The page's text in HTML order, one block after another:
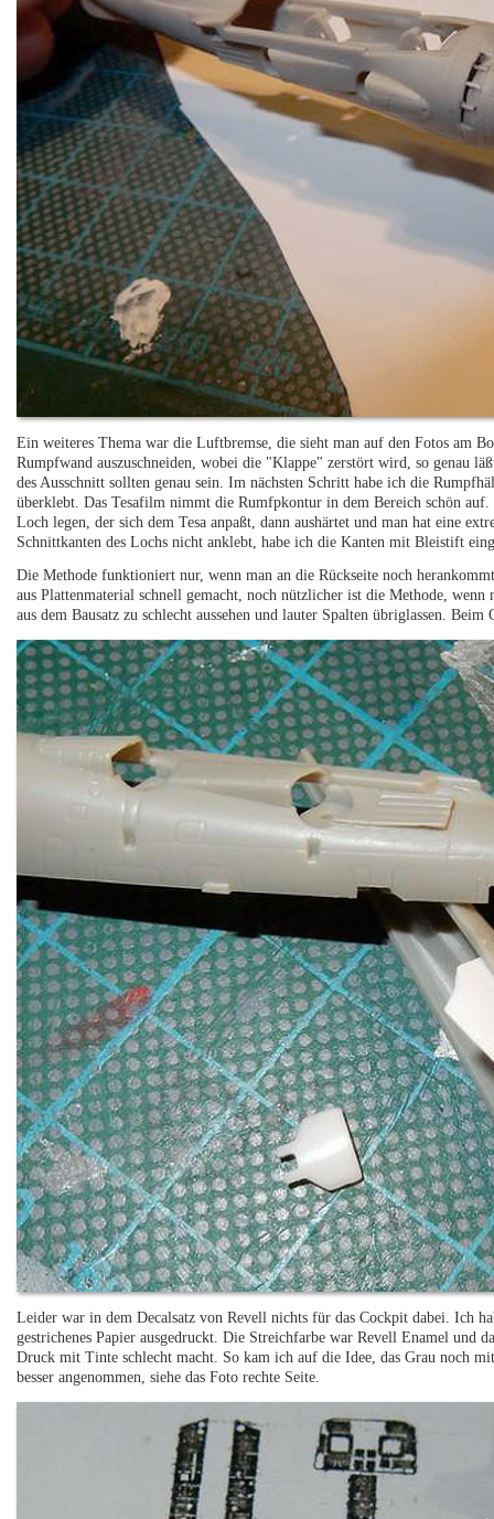
Ein weiteres Thema war die Luftbremse, die sieht man auf den Fotos am
Rumpfwand auszuschneiden, wobei die "Klappe" zerstört wird, so genau
des Ausschnitt sollten genau sein. Im nächsten Schritt habe ich die
überklebt. Das Tesafilm nimmt die Rumfpkontur in dem Bereich schön
Loch legen, der sich dem Tesa anpaßt, dann aushärtet und man hat eine
Schnittkanten des Lochs nicht anklebt, habe ich die Kanten mit Bleistift
Die Methode funktioniert nur, wenn man an die Rückseite noch
aus Plattenmaterial schnell gemacht, noch nützlicher ist die Methode,
aus dem Bausatz zu schlecht aussehen und lauter Spalten übriglassen.
Leider war in dem Decalsatz von Revell nichts für das Cockpit dabei. Ich
gestrichenes Papier ausgedruckt. Die Streichfarbe war Revell Enamel und
Druck mit Tinte schlecht macht. So kam ich auf die Idee, das Grau noch
besser angenommen, siehe das Foto rechte Seite.